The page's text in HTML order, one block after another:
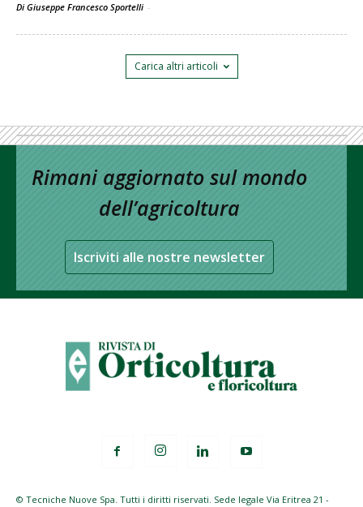
Di Giuseppe Francesco Sportelli -
Carica altri articoli
Rimani aggiornato sul mondo
dell’agricoltura
Iscriviti alle nostre newsletter
© Tecniche Nuove Spa. Tutti i diritti riservati. Sede legale Via Eritrea 21 -